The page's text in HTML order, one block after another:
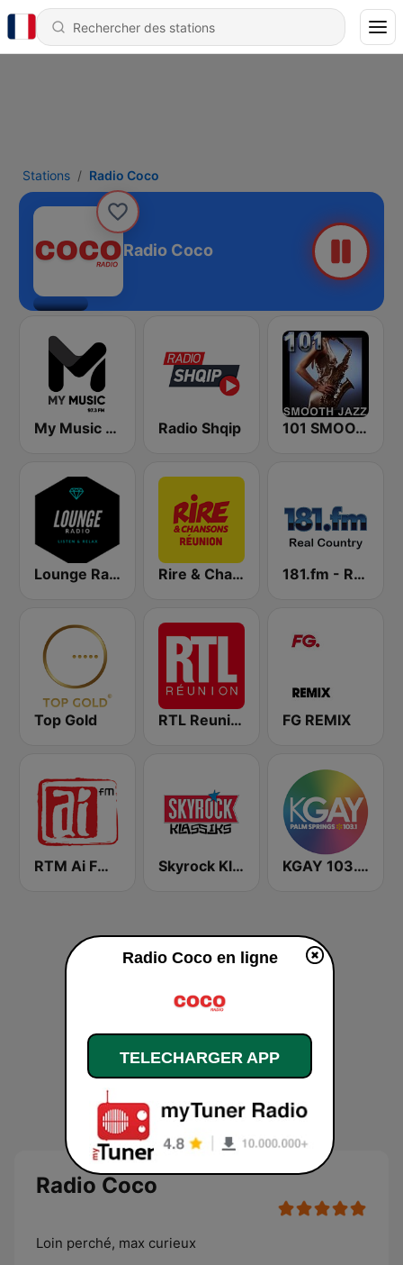
Stations Radio Coco
Radio Coco
My Music Radio Radio Shqip 101 SMOOTH JAZZ
Lounge Radio Rire & Chansons Réunion 181.fm - Real Country
Top Gold RTL Reunion FG REMIX
RTM Ai FM 89.3 Skyrock Klassiks KGAY 103.1 Palm Springs
Radio Coco
Loin perché, max curieux
Radio Coco en ligne
TELECHARGER APP